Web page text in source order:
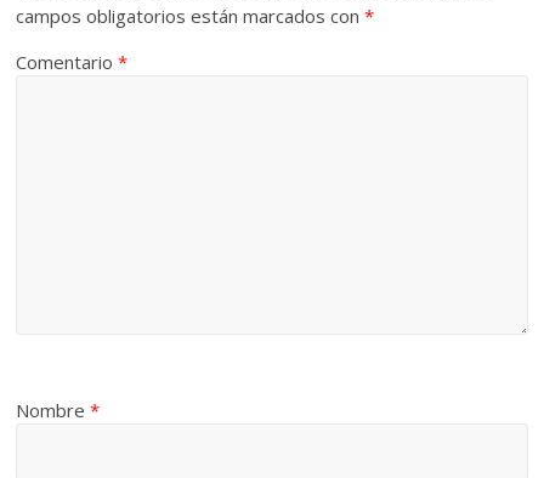
campos obligatorios están marcados con*
Comentario*
Nombre*